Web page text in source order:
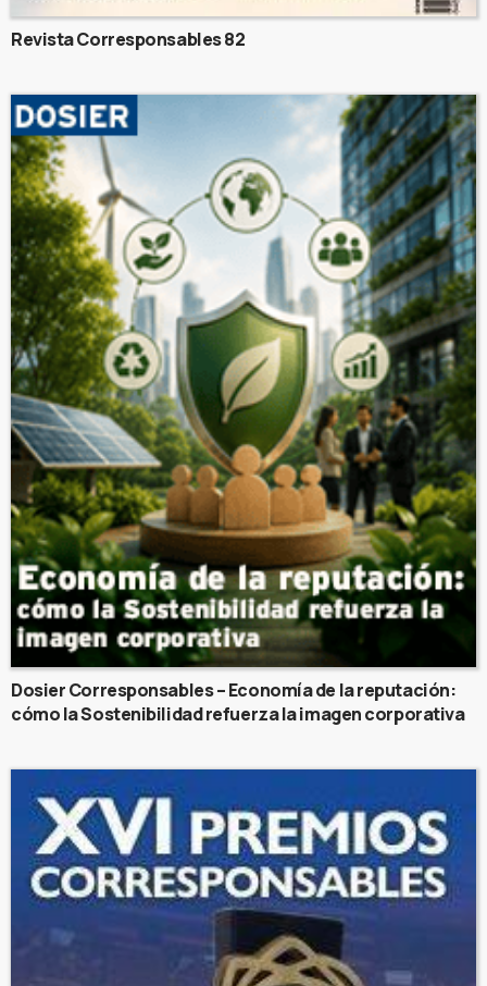
Revista Corresponsables 82
Dosier Corresponsables – Economía de la reputación:
cómo la Sostenibilidad refuerza la imagen corporativa